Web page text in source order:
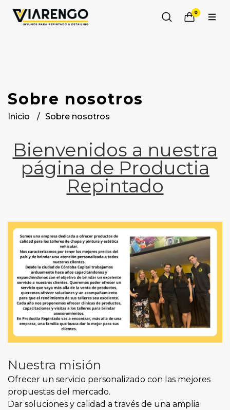
0
Sobre nosotros
Inicio Sobre nosotros
Bienvenidos a nuestra
página de Productia
Repintado
Nuestra misión
Ofrecer un servicio personalizado con las mejores
propuestas del mercado.
Dar soluciones y calidad a través de una amplia